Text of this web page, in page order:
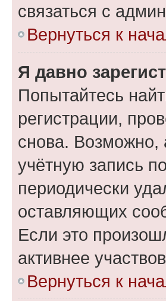
связаться с
Вернуться к
Я давно
Попытайтесь
регистрации,
снова. Возможно,
учётную запись
периодически
оставляющих
Если это
активнее
Вернуться к